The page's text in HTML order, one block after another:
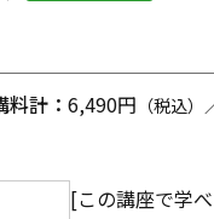
料計： 6,490円 （税込
[この講座で学